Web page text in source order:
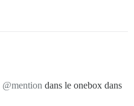
@mention dans le onebox dans